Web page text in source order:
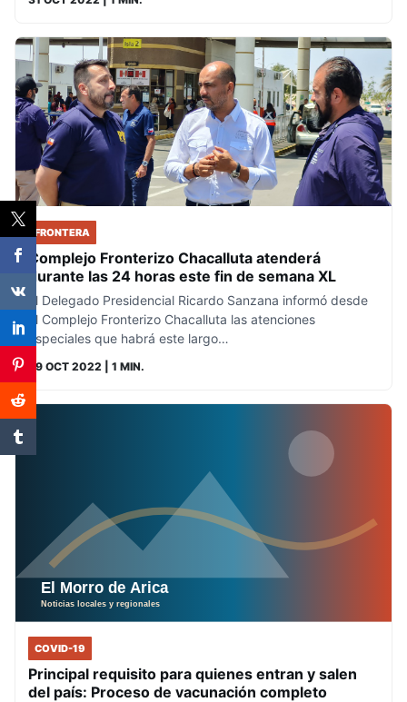
FRONTERA
Complejo Fronterizo Chacalluta atenderá
durante las 24 horas este fin de semana XL
El Delegado Presidencial Ricardo Sanzana informó desde
el Complejo Fronterizo Chacalluta las atenciones
especiales que habrá este largo…
29 OCT 2022 | 1 MIN.
COVID-19
Principal requisito para quienes entran y salen
del país: Proceso de vacunación completo